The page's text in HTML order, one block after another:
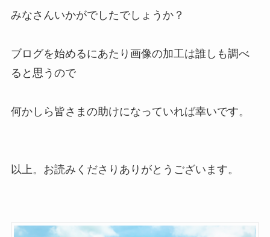
みなさんいかがでしたでしょうか？
ブログを始めるにあたり画像の加工は誰しも調べ
ると思うので
何かしら皆さまの助けになっていれば幸いです。
以上。お読みくださりありがとうございます。